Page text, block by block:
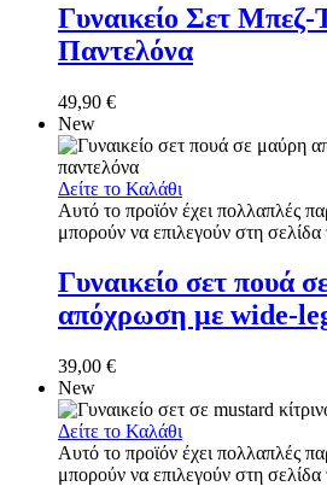
Γυναικείο Σετ Μπεζ-
Παντελόνα
49,90 €
New
Δείτε το Καλάθι
Αυτό το προϊόν έχει πολλαπλές
μπορούν να επιλεγούν στη σελίδα
Γυναικείο σετ πουά
απόχρωση με wide-
39,00 €
New
Δείτε το Καλάθι
Αυτό το προϊόν έχει πολλαπλές
μπορούν να επιλεγούν στη σελίδα